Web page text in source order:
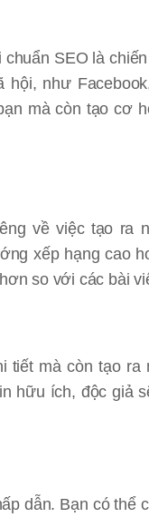
SEO là
như
mà còn tạo cơ
về việc tạo ra
xếp hạng cao
so với các bài
tiết mà còn tạo
hữu ích, độc giả
dẫn. Bạn có thể